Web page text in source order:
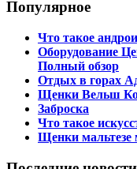
Популярное
Что такое
Оборудование
Полный обзор
Отдых в горах
Щенки Вельш
Заброска
Что такое
Щенки мальтезе